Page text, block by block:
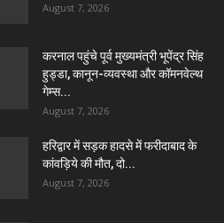
August 7, 2026
करनाल पहुंचे पूर्व मुख्यमंत्री भूपेंद्र सिंह
हुड्डा, कानून-व्यवस्था और कॉमनवेल्थ
गेम्स...
August 7, 2026
हरिद्वार में सड़क हादसे में फरीदाबाद के
कांवड़िये की मौत, दो...
August 7, 2026